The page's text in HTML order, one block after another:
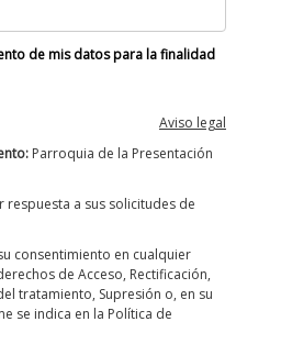
de mis datos para la finalidad
Aviso legal
Parroquia de la Presentación
respuesta a sus solicitudes de
consentimiento en cualquier
de Acceso, Rectificación,
tratamiento, Supresión o, en su
se indica en la Política de